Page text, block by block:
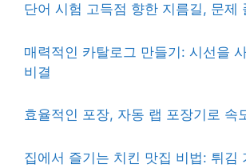
단어 시험 고득점 향한 지름길, 문제
매력적인 카탈로그 만들기: 시선을
비결
효율적인 포장, 자동 랩 포장기로 속
집에서 즐기는 치킨 맛집 비법: 튀김